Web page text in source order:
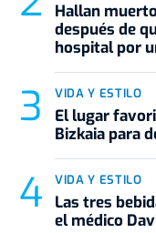
Hallan
después de
hospital por
VIDA Y ESTILO
El lugar
Bizkaia para
VIDA Y ESTILO
Las tres
el médico